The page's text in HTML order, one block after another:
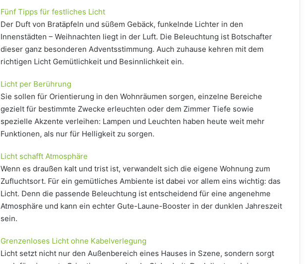
Fünf Tipps für festliches Licht
Der Duft von Bratäpfeln und süßem Gebäck, funkelnde Lichter in den
Innenstädten – Weihnachten liegt in der Luft. Die Beleuchtung ist Botschafter
dieser ganz besonderen Adventsstimmung. Auch zuhause kehren mit dem
richtigen Licht Gemütlichkeit und Besinnlichkeit ein.
Licht per Berührung
Sie sollen für Orientierung in den Wohnräumen sorgen, einzelne Bereiche
gezielt für bestimmte Zwecke erleuchten oder dem Zimmer Tiefe sowie
spezielle Akzente verleihen: Lampen und Leuchten haben heute weit mehr
Funktionen, als nur für Helligkeit zu sorgen.
Licht schafft Atmosphäre
Wenn es draußen kalt und trist ist, verwandelt sich die eigene Wohnung zum
Zufluchtsort. Für ein gemütliches Ambiente ist dabei vor allem eins wichtig: das
Licht. Denn die passende Beleuchtung ist entscheidend für eine angenehme
Atmosphäre und kann ein echter Gute-Laune-Booster in der dunklen Jahreszeit
sein.
Grenzenloses Licht ohne Kabelverlegung
Licht setzt nicht nur den Außenbereich eines Hauses in Szene, sondern sorgt